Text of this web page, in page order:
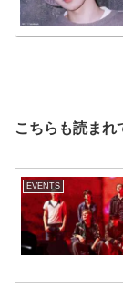
こちらも読まれ
EVENTS